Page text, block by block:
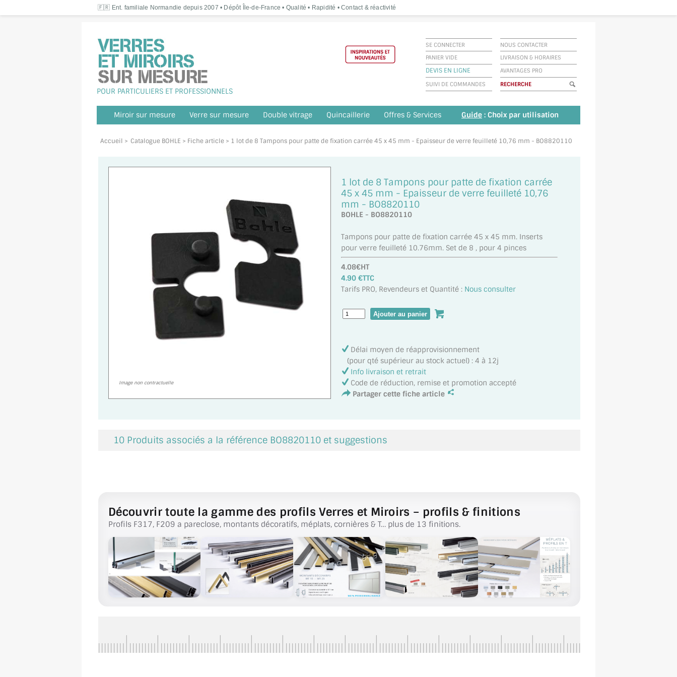
🇫🇷 Ent. familiale Normandie depuis 2007 • Dépôt Île-de-France • Qualité • Rapidité • Contact & réactivité
POUR PARTICULIERS ET PROFESSIONNELS
SE CONNECTER
NOUS CONTACTER
PANIER VIDE
LIVRAISON & HORAIRES
DEVIS EN LIGNE
AVANTAGES PRO
SUIVI DE COMMANDES
Miroir sur mesure Verre sur mesure Double vitrage Quincaillerie Offres & Services Guide : Choix par utilisation
Accueil > Catalogue BOHLE > Fiche article > 1 lot de 8 Tampons pour patte de fixation carrée 45 x 45 mm - Epaisseur de verre feuilleté 10,76 mm - BO8820110
Image non contractuelle
1 lot de 8 Tampons pour patte de fixation carrée
45 x 45 mm - Epaisseur de verre feuilleté 10,76
mm - BO8820110
BOHLE - BO8820110
Tampons pour patte de fixation carrée 45 x 45 mm. Inserts
pour verre feuilleté 10.76mm. Set de 8 , pour 4 pinces
4.08€HT
4.90 €TTC
Tarifs PRO, Revendeurs et Quantité : Nous consulter
Délai moyen de réapprovisionnement
(pour qté supérieur au stock actuel) : 4 à 12j
Info livraison et retrait
Code de réduction, remise et promotion accepté
Partager cette fiche article
10 Produits associés a la référence BO8820110 et suggestions
Découvrir toute la gamme des profils Verres et Miroirs – profils & finitions
Profils F317, F209 a pareclose, montants décoratifs, méplats, cornières & T… plus de 13 finitions.